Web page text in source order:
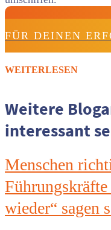
HOLE DIR DEN
FÜR DEINEN
WEITERLESEN
Weitere
interessant
Menschen
wieder“ sagen